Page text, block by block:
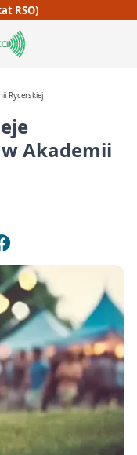
RSO)
Rycerskiej
Akademii